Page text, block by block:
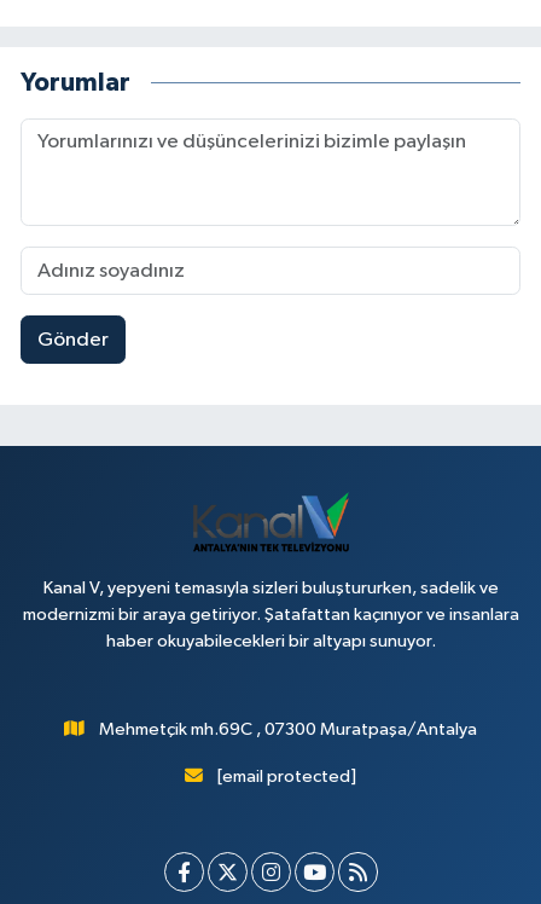
Yorumlar
Gönder
Kanal V, yepyeni temasıyla sizleri buluştururken, sadelik ve
modernizmi bir araya getiriyor. Şatafattan kaçınıyor ve insanlara
haber okuyabilecekleri bir altyapı sunuyor.
Mehmetçik mh.69C , 07300 Muratpaşa/Antalya
[email protected]